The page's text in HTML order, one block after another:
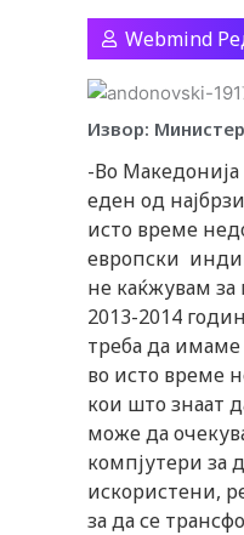
Webmind
Извор:
-Во
еден од
исто време
европски
не каќжувам за
2013-2014
треба да
во исто време
кои што знаат
може да
компјутери за
искористени,
за да се